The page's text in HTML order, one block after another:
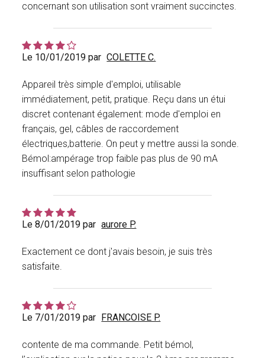
concernant son utilisation sont vraiment succinctes.
Le 10/01/2019 par COLETTE C.
Appareil très simple d'emploi, utilisable
immédiatement, petit, pratique. Reçu dans un étui
discret contenant également: mode d'emploi en
français, gel, câbles de raccordement
électriques,batterie. On peut y mettre aussi la sonde.
Bémol:ampérage trop faible pas plus de 90 mA
insuffisant selon pathologie
Le 8/01/2019 par aurore P.
Exactement ce dont j'avais besoin, je suis très
satisfaite.
Le 7/01/2019 par FRANCOISE P.
contente de ma commande. Petit bémol,